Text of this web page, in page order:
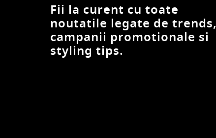
Fii la curent cu toate
noutatile legate de trends,
campanii promotionale si
styling tips.